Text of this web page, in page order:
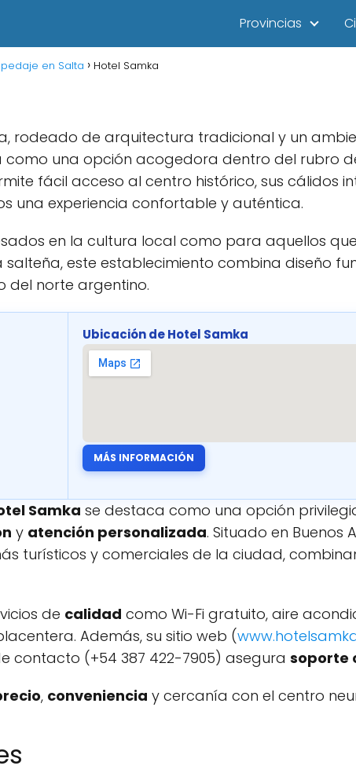
Provincias
en Salta Hotel Samka
rodeado de arquitectura tradicional y un
como una opción acogedora dentro del rubro
fácil acceso al centro histórico, sus cálidos
una experiencia confortable y auténtica.
en la cultura local como para aquellos
este establecimiento combina diseño
del norte argentino.
Ubicación de Hotel Samka
MÁS INFORMACIÓN
Samka se destaca como una opción
y atención personalizada. Situado en Buenos
turísticos y comerciales de la ciudad,
de calidad como Wi-Fi gratuito, aire
Además, su sitio web (
contacto (+54 387 422-7905) asegura soporte
, conveniencia y cercanía con el centro